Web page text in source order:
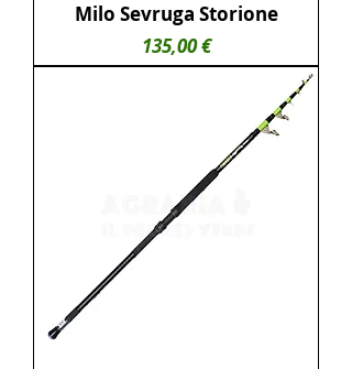
Milo Sevruga Storione
Prezzo
135,00 €